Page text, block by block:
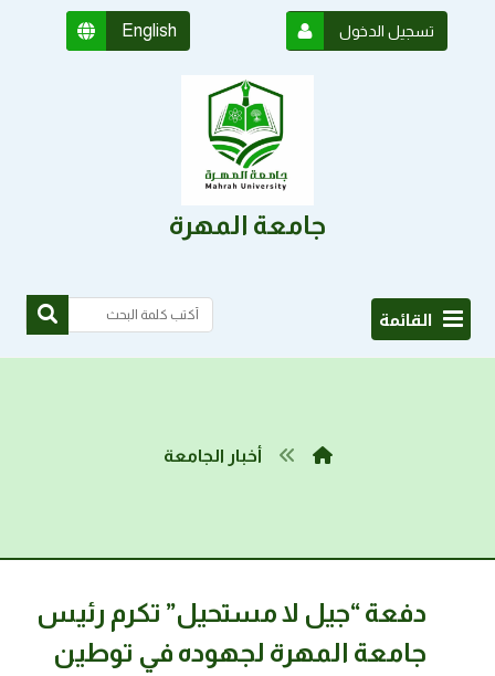
English تسجيل الدخول
جامعة المهرة
القائمة
أخبار الجامعة
دفعة “جيل لا مستحيل” تكرم رئيس
جامعة المهرة لجهوده في توطين